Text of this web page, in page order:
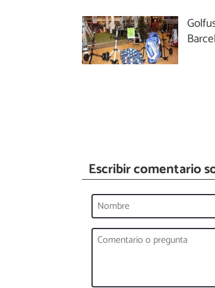
Escribir comentario